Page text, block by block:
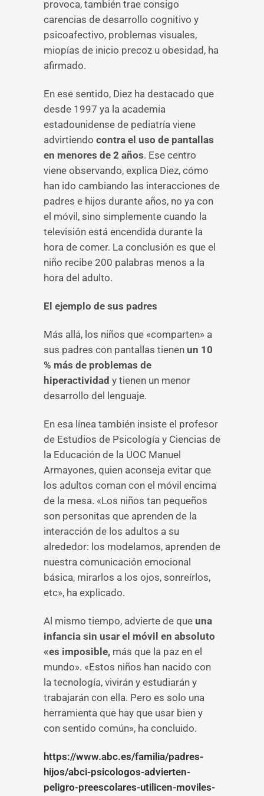
provoca, también trae consigo
carencias de desarrollo cognitivo y
psicoafectivo, problemas visuales,
miopías de inicio precoz u obesidad, ha
afirmado.
En ese sentido, Diez ha destacado que
desde 1997 ya la academia
estadounidense de pediatría viene
advirtiendo contra el uso de pantallas
en menores de 2 años. Ese centro
viene observando, explica Diez, cómo
han ido cambiando las interacciones de
padres e hijos durante años, no ya con
el móvil, sino simplemente cuando la
televisión está encendida durante la
hora de comer. La conclusión es que el
niño recibe 200 palabras menos a la
hora del adulto.
El ejemplo de sus padres
Más allá, los niños que «comparten» a
sus padres con pantallas tienen un 10
% más de problemas de
hiperactividad y tienen un menor
desarrollo del lenguaje.
En esa línea también insiste el profesor
de Estudios de Psicología y Ciencias de
la Educación de la UOC Manuel
Armayones, quien aconseja evitar que
los adultos coman con el móvil encima
de la mesa. «Los niños tan pequeños
son personitas que aprenden de la
interacción de los adultos a su
alrededor: los modelamos, aprenden de
nuestra comunicación emocional
básica, mirarlos a los ojos, sonreírlos,
etc», ha explicado.
Al mismo tiempo, advierte de que una
infancia sin usar el móvil en absoluto
«es imposible, más que la paz en el
mundo». «Estos niños han nacido con
la tecnología, vivirán y estudiarán y
trabajarán con ella. Pero es solo una
herramienta que hay que usar bien y
con sentido común», ha concluido.
https://www.abc.es/familia/padres-
hijos/abci-psicologos-advierten-
peligro-preescolares-utilicen-moviles-